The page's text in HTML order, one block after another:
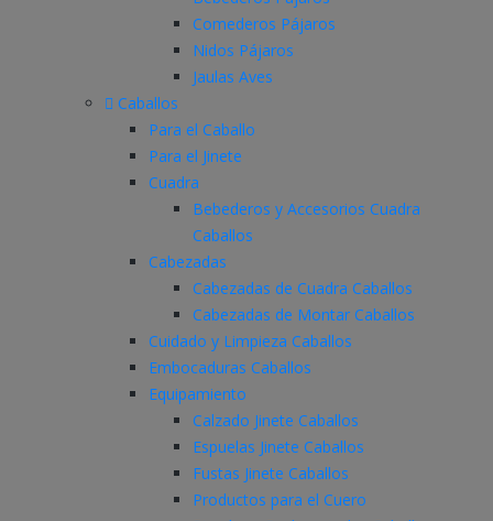
Comederos Pájaros
Nidos Pájaros
Jaulas Aves
Caballos
Para el Caballo
Para el Jinete
Cuadra
Bebederos y Accesorios Cuadra
Caballos
Cabezadas
Cabezadas de Cuadra Caballos
Cabezadas de Montar Caballos
Cuidado y Limpieza Caballos
Embocaduras Caballos
Equipamiento
Calzado Jinete Caballos
Espuelas Jinete Caballos
Fustas Jinete Caballos
Productos para el Cuero